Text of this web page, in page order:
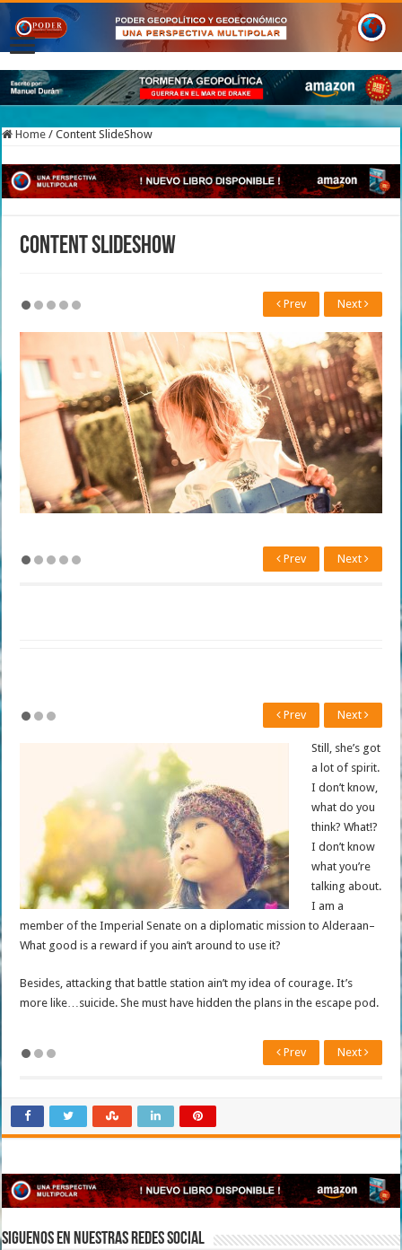
Home / Content SlideShow
Content SlideShow
Next
Prev
Next
Prev
Next
Prev
Still, she’s got
a lot of spirit.
I don’t know,
what do you
think? What!?
I don’t know
what you’re
talking about.
I am a
member of the Imperial Senate on a diplomatic mission to Alderaan–
What good is a reward if you ain’t around to use it?
Besides, attacking that battle station ain’t my idea of courage. It’s
more like…suicide. She must have hidden the plans in the escape pod.
Next
Prev
Siguenos en Nuestras Redes Social